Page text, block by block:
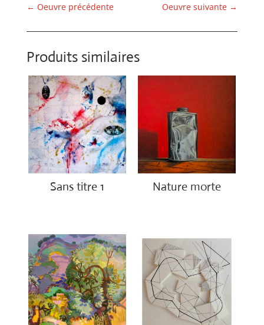
← Oeuvre précédente Oeuvre suivante →
Produits similaires
Sans titre 1 Nature morte